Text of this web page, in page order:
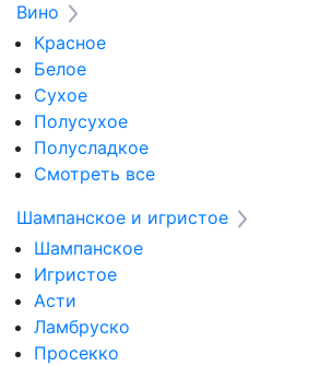
Вино
Красное
Белое
Сухое
Полусухое
Полусладкое
Смотреть все
Шампанское и игристое
Шампанское
Игристое
Асти
Ламбруско
Просекко